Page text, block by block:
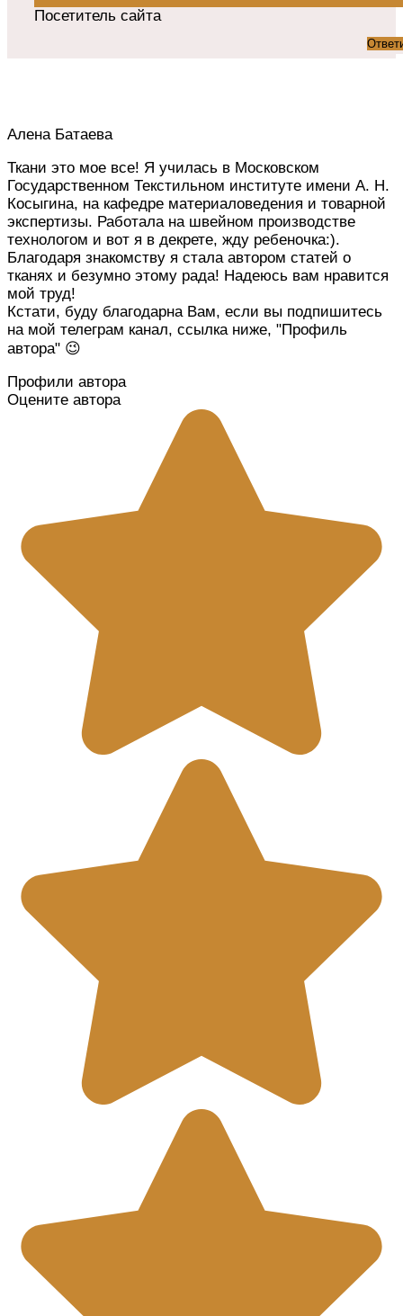
Посетитель сайта
Алена Батаева
Ткани это мое все! Я училась в Московском
Государственном Текстильном институте имени А. Н.
Косыгина, на кафедре материаловедения и товарной
экспертизы. Работала на швейном производстве
технологом и вот я в декрете, жду ребеночка:).
Благодаря знакомству я стала автором статей о
тканях и безумно этому рада! Надеюсь вам нравится
мой труд!
Кстати, буду благодарна Вам, если вы подпишитесь
на мой телеграм канал, ссылка ниже, "Профиль
автора" 😉
Профили автора
Оцените автора